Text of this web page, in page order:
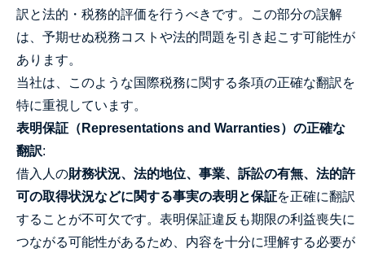
訳と法的・税務的評価を行うべきです。この部分の誤解
は、予期せぬ税務コストや法的問題を引き起こす可能性が
あります。
当社は、このような国際税務に関する条項の正確な翻訳を
特に重視しています。
表明保証（Representations and Warranties）の正確な
翻訳:
借入人の財務状況、法的地位、事業、訴訟の有無、法的許
可の取得状況などに関する事実の表明と保証を正確に翻訳
することが不可欠です。表明保証違反も期限の利益喪失に
つながる可能性があるため、内容を十分に理解する必要が